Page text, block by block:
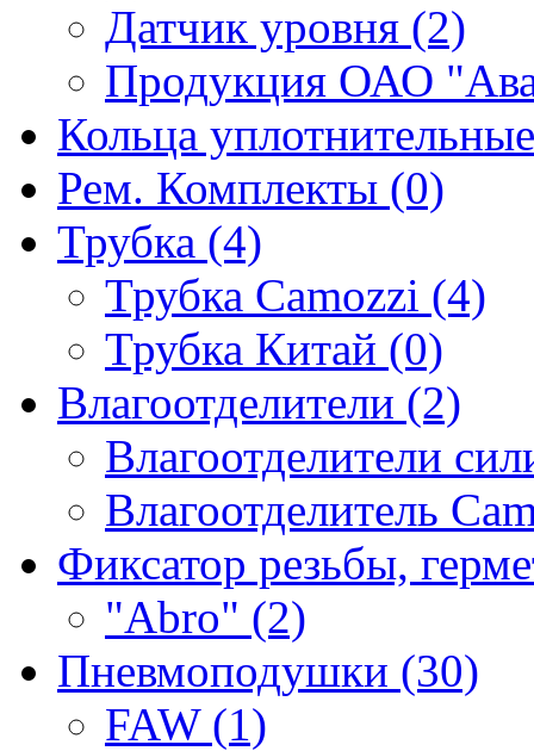
Датчик уровня (2)
Продукция ОАО
Кольца
Рем. Комплекты (0)
Трубка (4)
Трубка Camozzi (4)
Трубка Китай (0)
Влагоотделители (2)
Влагоотделители
Влагоотделитель
Фиксатор резьбы,
"Abro" (2)
Пневмоподушки (30)
FAW (1)